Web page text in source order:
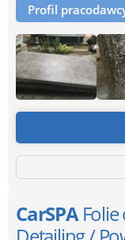
Profil
CarSPA